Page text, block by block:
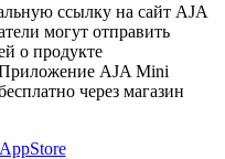
ссылку на сайт AJA
могут отправить
о продукте
AJA Mini
через магазин